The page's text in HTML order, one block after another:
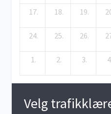
17. 18. 19.
24. 25. 26.
1. 2. 3.
Velg